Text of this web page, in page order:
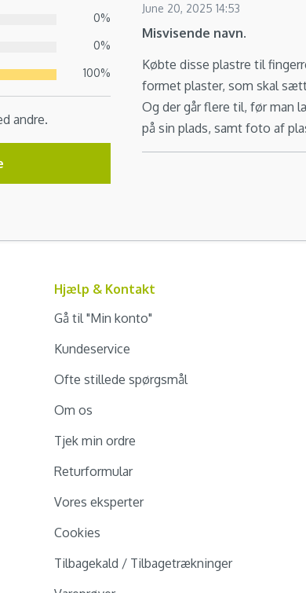
0%
0%
100%
andre.
June 20, 2025 14:53
Misvisende navn.
Købte disse plastre til
formet plaster, som skal
Og der går flere til, før man
på sin plads, samt foto af
Hjælp & Kontakt
Gå til "Min konto"
Kundeservice
Ofte stillede spørgsmål
Om os
Tjek min ordre
Returformular
Vores eksperter
Cookies
Tilbagekald / Tilbagetrækninger